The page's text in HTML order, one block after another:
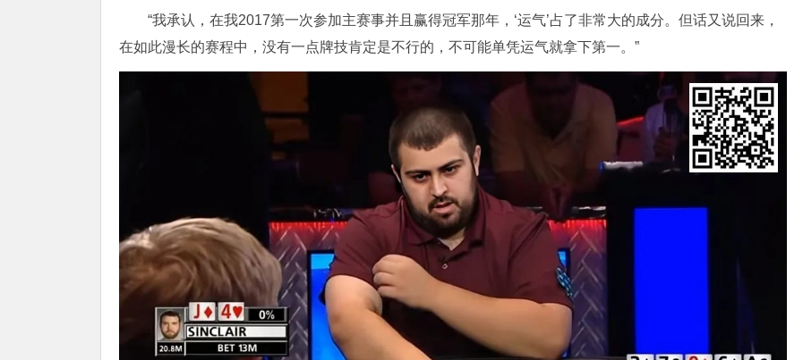
“我承认，在我2017第一次参加主赛事并且赢得冠军那年，‘运气’占了非常大的成分。但话又说回来，
在如此漫长的赛程中，没有一点牌技肯定是不行的，不可能单凭运气就拿下第一。”